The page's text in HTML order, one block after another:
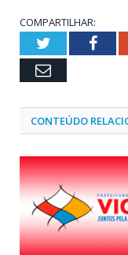
COMPARTILHAR:
Twitter
Email
CONTEÚDO